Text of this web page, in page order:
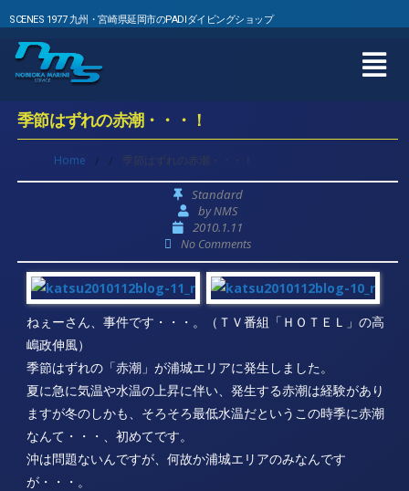
SCENES 1977 九州・宮崎県延岡市のPADIダイビングショップ
季節はずれの赤潮・・・！
Home / / 季節はずれの赤潮・・・！
Standard
byNMS
2010.1.11
No Comments
ねぇーさん、事件です・・・。（ＴＶ番組「ＨＯＴＥＬ」の高
嶋政伸風）
季節はずれの「赤潮」が浦城エリアに発生しました。
夏に急に気温や水温の上昇に伴い、発生する赤潮は経験があり
ますが冬のしかも、そろそろ最低水温だというこの時季に赤潮
なんて・・・、初めてです。
沖は問題ないんですが、何故か浦城エリアのみなんです
が・・・。